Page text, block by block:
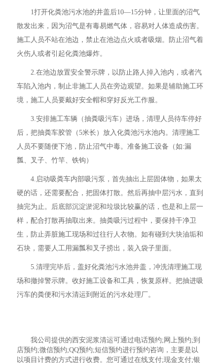
1打开化粪池污水池的井盖后10—15分钟，让里面的沼气
散发出来，因为沼气是有毒易燃气体，容易对人体造成伤害。
施工人员不站在池边，禁止在池边点火或者吸烟。防止沼气着
火伤人或者引起化粪池爆炸。
2.在池边放置安全警示牌，以防止路人掉入池内，或者汽
车陷入池内，制止非施工人员在旁边观望。如果是辅助施工环
境，施工人员要戴好安全帽和穿好反光工作服。
3.安排施工车辆（抽粪吸污车）进场，清理人员待车停好
后，把抽粪车胶管（5米长）放入化粪池污水池内。清理施工
人员不要随便下池，防止沼气中毒。准备施工设备（如:漏
瓢、叉子、竹竿、铁钩）
4.启动吸粪车内部吸污泵，首先抽出上层固体物，如果太
硬的话，还需要配合，把固体打散。然后再抽中层污水，直到
抽完为止。后底部沉淀淤泥和垃圾比较赢的话，也是和上层一
样，配合打散再抽取出来。抽粪吸污过程中，要保持干净卫
生，防止弄脏施工现场和过往行人衣物。如有碰到大块油垢和
石块，需要人工用漏瓢和叉子捞出，装入袋子里面。
5.清理完毕后，盖好化粪池污水池井盖，冲洗清理施工现
场和撤掉警示牌。收好施工设备和工具，恢复原样。把抽进吸
污车的粪便和污水清运到附近的污水处理厂。
我公司提供的西安泥浆清运可通过电话预约;网上预约;到
店预约;微信预约;QQ预约;短信预约进行预约咨询，主要是以
以项目计费的方式进行收费。您可通过在线支付;现金支付;银